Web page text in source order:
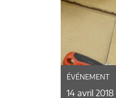
ÉVÉNEMENT
14 avril 2018